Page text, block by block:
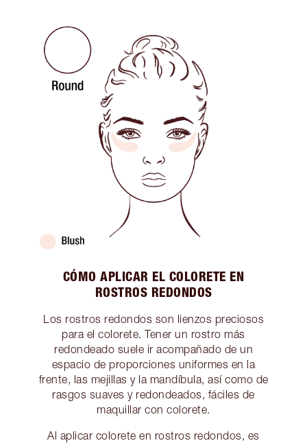
CÓMO APLICAR EL COLORETE EN
ROSTROS REDONDOS
Los rostros redondos son lienzos preciosos
para el colorete. Tener un rostro más
redondeado suele ir acompañado de un
espacio de proporciones uniformes en la
frente, las mejillas y la mandíbula, así como de
rasgos suaves y redondeados, fáciles de
maquillar con colorete.
Al aplicar colorete en rostros redondos, es